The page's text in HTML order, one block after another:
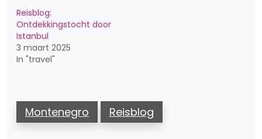
Reisblog:
Ontdekkingstocht door
Istanbul
3 maart 2025
In "travel"
Montenegro Reisblog